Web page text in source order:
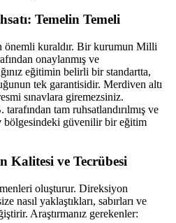
Temelin Temeli
önemli kuraldır. Bir kurumun Milli
onaylanmış ve
eğitimin belirli bir standartta,
tek garantisidir. Merdiven altı
sınavlara giremezsiniz.
tarafından tam ruhsatlandırılmış ve
bölgesindeki güvenilir bir eğitim
Kalitesi ve Tecrübesi
oluşturur. Direksiyon
nasıl yaklaştıkları, sabırları ve
Araştırmanız gerekenler: